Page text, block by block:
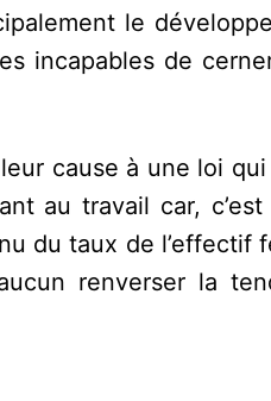
le
incapables de
cause à une loi qui
au travail car,
du taux de l’effectif
renverser la